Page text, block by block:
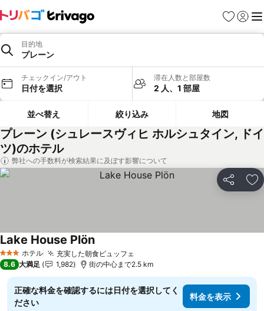
お気に入り
ログイ
メ
目的地
プレーン
チェックイン/アウト
日付を選択
滞在人数と部屋数
2 人、1 部屋
並べ替え 絞り込み 地図
プレーン (シュレースヴィヒ ホルシュタイン, ドイ
ツ)のホテル
弊社への手数料が検索結果に及ぼす影響について
シェア お
3 ホテルのランク
ホテル 充実した朝食ビュッフェ
Lake House Plön
8.6 大満足 1,982 街の中心まで2.5 km
正確な料金を確認するには日付を選択してく
ださい
料金を表示